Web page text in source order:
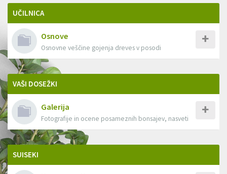
UČILNICA
Osnove
Osnovne veščine gojenja dreves v posodi
VAŠI DOSEŽKI
Galerija
Fotografije in ocene posameznih bonsajev, nasveti
SUISEKI